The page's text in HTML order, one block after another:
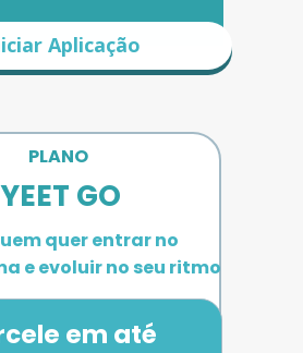
PLANO
YEET GO
quer entrar no
e evoluir no seu ritmo
em até
Aplicação